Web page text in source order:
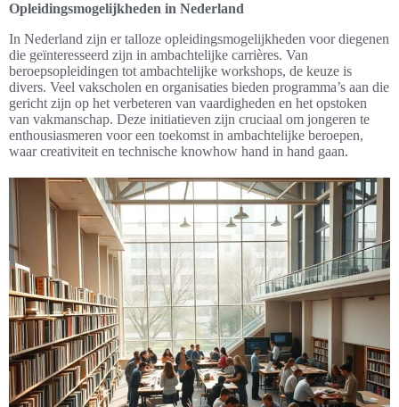
Opleidingsmogelijkheden in Nederland
In Nederland zijn er talloze opleidingsmogelijkheden voor diegenen
die geïnteresseerd zijn in ambachtelijke carrières. Van
beroepsopleidingen tot ambachtelijke workshops, de keuze is
divers. Veel vakscholen en organisaties bieden programma’s aan die
gericht zijn op het verbeteren van vaardigheden en het opstoken
van vakmanschap. Deze initiatieven zijn cruciaal om jongeren te
enthousiasmeren voor een toekomst in ambachtelijke beroepen,
waar creativiteit en technische knowhow hand in hand gaan.